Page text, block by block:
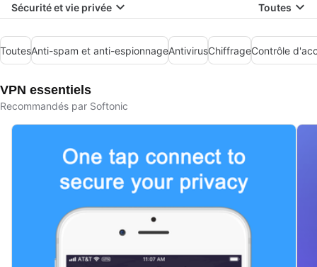
Sécurité et vie privée Toutes
ToutesAnti-spam et anti-espionnageAntivirusChiffrageContrôle
VPN essentiels
Recommandés par Softonic